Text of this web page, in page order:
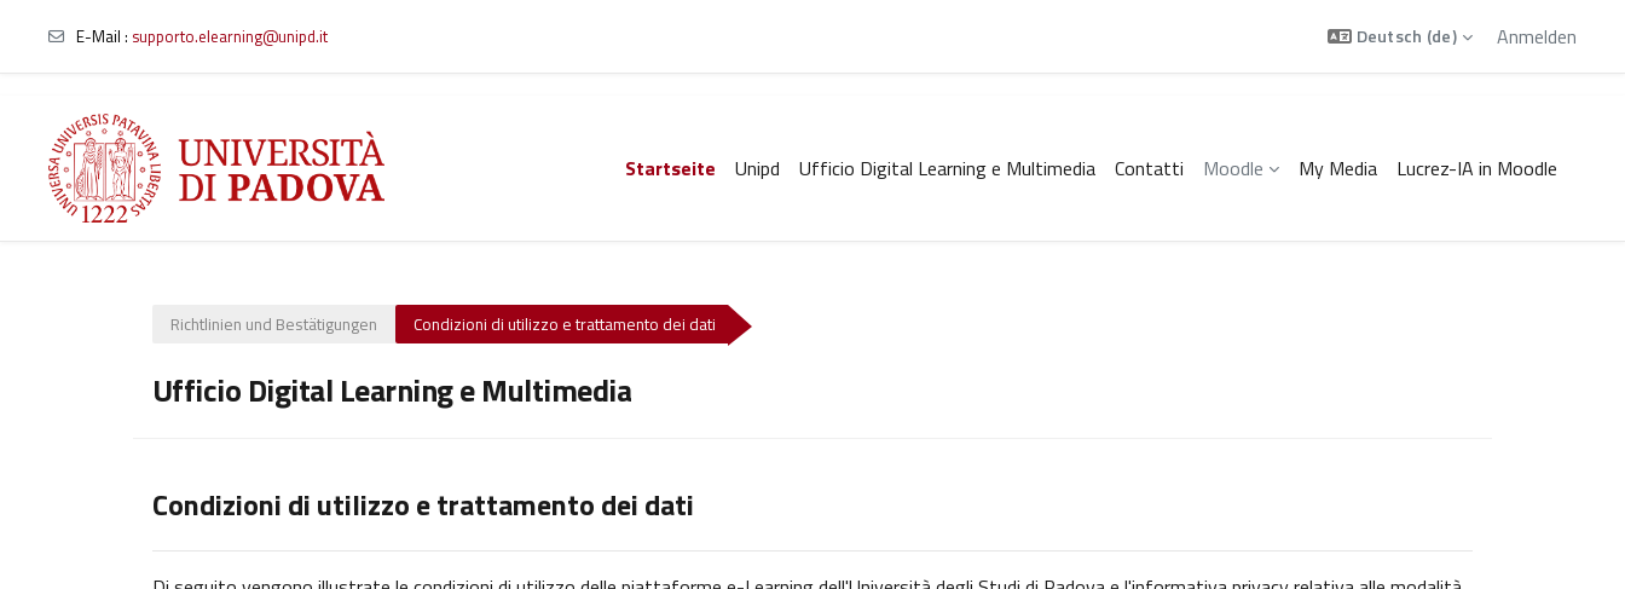
Zum Hauptinhalt
E-Mail : supporto.elearning@unipd.it Deutsch ‎(de)‎ Anmelden
Startseite Unipd Ufficio Digital Learning e Multimedia Contatti Moodle My Media Lucrez-IA in Moodle
Richtlinien und Bestätigungen Condizioni di utilizzo e trattamento dei dati
Ufficio Digital Learning e Multimedia
Condizioni di utilizzo e trattamento dei dati